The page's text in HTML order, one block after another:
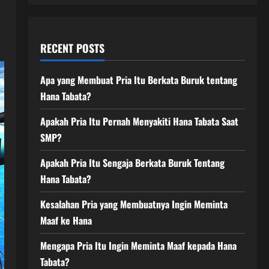
RECENT POSTS
Apa yang Membuat Pria Itu Berkata Buruk tentang
Hana Tabata?
Apakah Pria Itu Pernah Menyakiti Hana Tabata Saat
SMP?
Apakah Pria Itu Sengaja Berkata Buruk Tentang
Hana Tabata?
Kesalahan Pria yang Membuatnya Ingin Meminta
Maaf ke Hana
Mengapa Pria Itu Ingin Meminta Maaf kepada Hana
Tabata?